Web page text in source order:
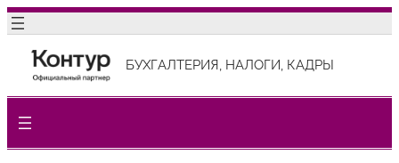
Перейти
содержимому
БУХГАЛТЕРИЯ, НАЛОГИ, КАДРЫ